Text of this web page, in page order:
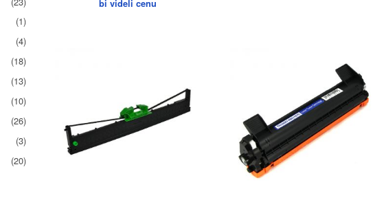
bi videli cenu
(1)
(4)
(18)
(13)
(10)
(26)
(3)
(20)